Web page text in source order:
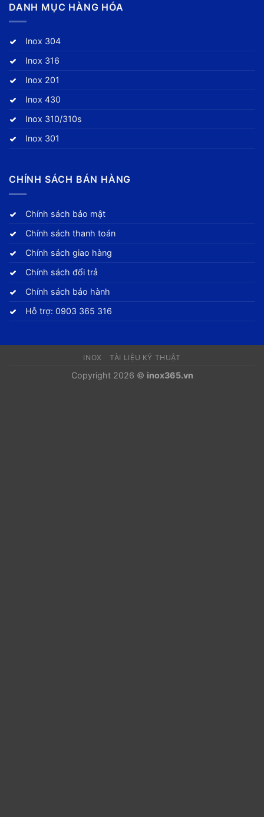
DANH MỤC HÀNG HÓA
Inox 304
Inox 316
Inox 201
Inox 430
Inox 310/310s
Inox 301
CHÍNH SÁCH BÁN HÀNG
Chính sách bảo mật
Chính sách thanh toán
Chính sách giao hàng
Chính sách đổi trả
Chính sách bảo hành
Hỗ trợ: 0903 365 316
INOX TÀI LIỆU KỸ THUẬT
Copyright 2026 © inox365.vn